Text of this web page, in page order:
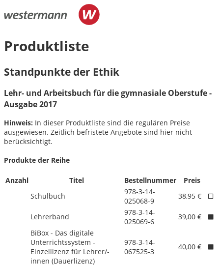
Produktliste
Standpunkte der Ethik
Lehr- und Arbeitsbuch für die gymnasiale Oberstufe -
Ausgabe 2017
Hinweis: In dieser Produktliste sind die regulären Preise
ausgewiesen. Zeitlich befristete Angebote sind hier nicht
berücksichtigt.
Produkte der Reihe
Anzahl Titel Bestellnummer
Preis
Schulbuch
978-3-14-
025068-9
38,95 €
Lehrerband
978-3-14-
025069-6
39,00 €
BiBox - Das digitale
Unterrichtssystem -
Einzellizenz für Lehrer/-
innen (Dauerlizenz)
978-3-14-
067525-3
40,00 €